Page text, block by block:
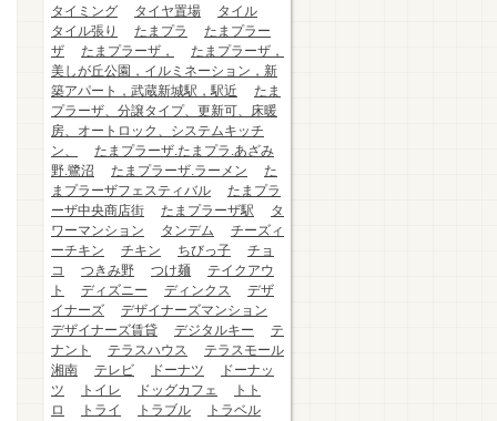
タイミング
タイヤ置場
タイル
タイル張り
たまプラ
たまプラー
ザ
たまプラーザ，
たまプラーザ，
美しが丘公園，イルミネーション，新
築アパート，武蔵新城駅，駅近
たま
プラーザ、分譲タイプ、更新可、床暖
房、オートロック、システムキッチ
ン、
たまプラーザ.たまプラ.あざみ
野.鷺沼
たまプラーザ.ラーメン
た
まプラーザフェスティバル
たまプラ
ーザ中央商店街
たまプラーザ駅
タ
ワーマンション
タンデム
チーズィ
ーチキン
チキン ちびっ子
チョ
コ
つきみ野 つけ麺
テイクアウ
ト
ディズニー ディンクス
デザ
イナーズ
デザイナーズマンション
デザイナーズ賃貸
デジタルキー
テ
ナント
テラスハウス
テラスモール
湘南
テレビ ドーナツ
ドーナッ
ツ
トイレ ドッグカフェ
トト
ロ
トライ トラブル
トラベル